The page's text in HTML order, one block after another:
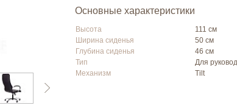
Основные характеристики
Высота
111 см
Ширина сиденья
50 см
Глубина сиденья
46 см
Тип
Для
Механизм
Tilt